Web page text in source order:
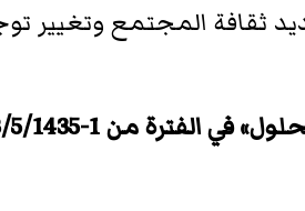
ثقافة المجتمع وتغيير